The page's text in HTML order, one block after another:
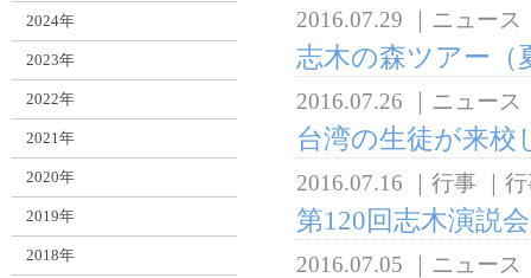
2016.07.29 ニュース
志木の森ツアー（
2016.07.26 ニュース
台湾の生徒が来校
2016.07.16 行事
第120回志木演説
2016.07.05 ニュース
2024年
2023年
2022年
2021年
2020年
2019年
2018年